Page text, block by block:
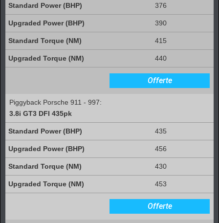
376
390
415
440
Offerte
Piggyback Porsche 911 - 997:
3.8i GT3 DFI 435pk
435
456
430
453
Offerte